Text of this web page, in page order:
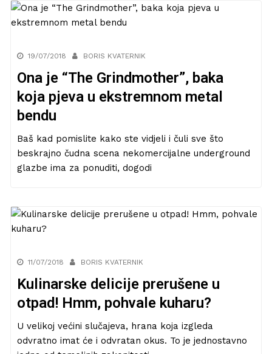
19/07/2018 BORIS KVATERNIK
Ona je “The Grindmother”, baka
koja pjeva u ekstremnom metal
bendu
Baš kad pomislite kako ste vidjeli i čuli sve što
beskrajno čudna scena nekomercijalne underground
glazbe ima za ponuditi, dogodi
11/07/2018 BORIS KVATERNIK
Kulinarske delicije prerušene u
otpad! Hmm, pohvale kuharu?
U velikoj većini slučajeva, hrana koja izgleda
odvratno imat će i odvratan okus. To je jednostavno